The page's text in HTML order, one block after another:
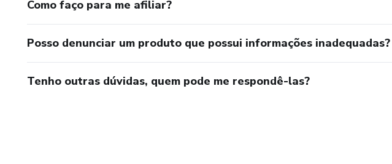
Como faço para me afiliar?
Posso denunciar um produto que possui informações inadequadas?
Tenho outras dúvidas, quem pode me respondê-las?